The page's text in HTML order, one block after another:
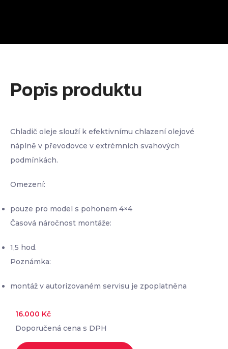
Popis produktu
Chladič oleje slouží k efektivnímu chlazení olejové
náplně v převodovce v extrémních svahových
podmínkách.
Omezení:
pouze pro model s pohonem 4×4
Časová náročnost montáže:
1,5 hod.
Poznámka:
montáž v autorizovaném servisu je zpoplatněna
16.000 Kč
Doporučená cena s DPH